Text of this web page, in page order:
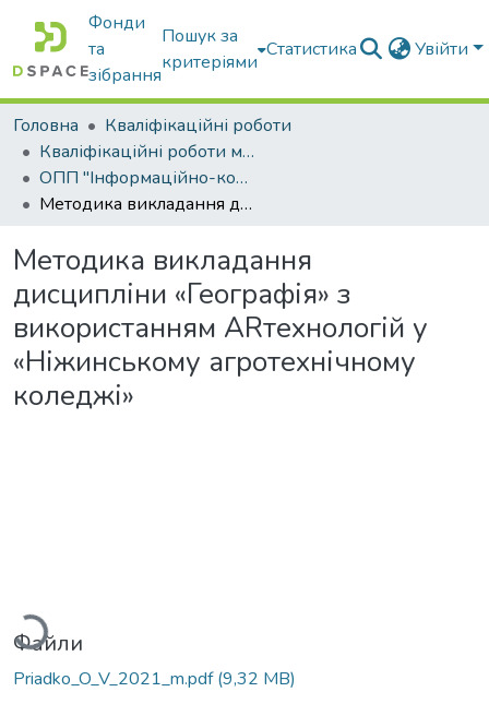
Фонди
та
зібрання
Пошук за
критеріями
Статистика Увійти
Головна
Кваліфікаційні роботи
Кваліфікаційні роботи магістрів
ОПП "Інформаційно-комунікаційні технології в освіті"
Методика викладання дисципліни «Географія» з використанням АRтехнологій у «Ніжинському агротехнічному коледжі»
Методика викладання
дисципліни «Географія» з
використанням АRтехнологій у
«Ніжинському агротехнічному
коледжі»
Файли
Priadko_O_V_2021_m.pdf(9,32 MB)